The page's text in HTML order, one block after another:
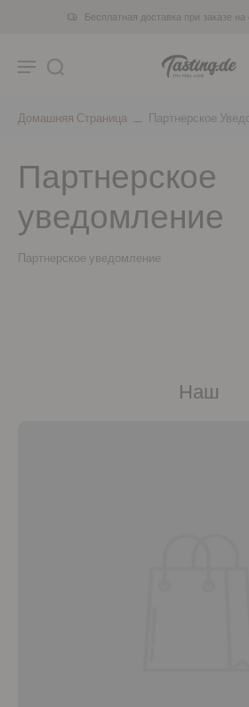
Бесплатная доставка при заказе
Домашняя Страница Партнерское
Партнерское
уведомление
Партнерское уведомление
Наш